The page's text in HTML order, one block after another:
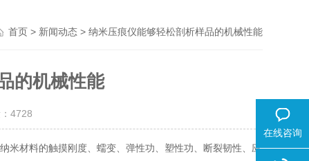
首页> 新闻动态> 纳米压痕仪能够轻松剖析样品的机械性能
的机械性能
4728
米材料的触摸刚度、蠕变、弹性功、塑性功、断裂韧性、应
在线咨询